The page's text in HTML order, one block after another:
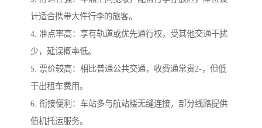
计适合携带大件行李的旅客。
4. 准点率高：享有轨道或优先通行权，受其他交通干扰
少，延误概率低。
5. 票价较高：相比普通公共交通，收费通常贵2-，但低
于出租车费用。
6. 衔接便利：车站多与航站楼无缝连接，部分线路提供
值机托运服务。